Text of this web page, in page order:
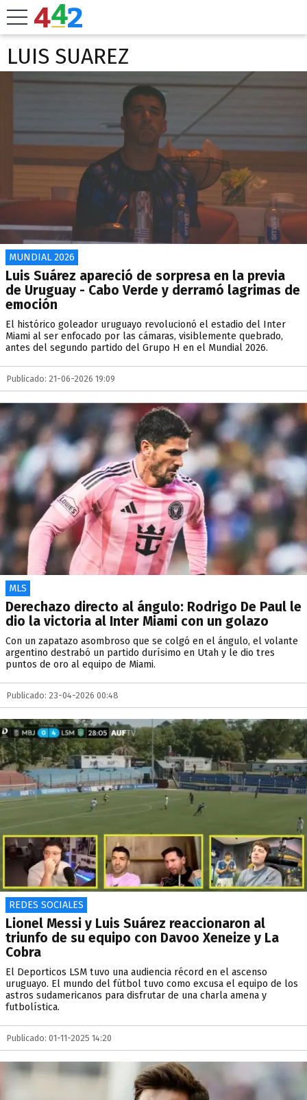
LUIS SUAREZ
MUNDIAL 2026
Luis Suárez apareció de sorpresa en la previa
de Uruguay - Cabo Verde y derramó lagrimas de
emoción
El histórico goleador uruguayo revolucionó el estadio del Inter
Miami al ser enfocado por las cámaras, visiblemente quebrado,
antes del segundo partido del Grupo H en el Mundial 2026.
Publicado: 21-06-2026 19:09
MLS
Derechazo directo al ángulo: Rodrigo De Paul le
dio la victoria al Inter Miami con un golazo
Con un zapatazo asombroso que se colgó en el ángulo, el volante
argentino destrabó un partido durísimo en Utah y le dio tres
puntos de oro al equipo de Miami.
Publicado: 23-04-2026 00:48
REDES SOCIALES
Lionel Messi y Luis Suárez reaccionaron al
triunfo de su equipo con Davoo Xeneize y La
Cobra
El Deporticos LSM tuvo una audiencia récord en el ascenso
uruguayo. El mundo del fútbol tuvo como excusa el equipo de los
astros sudamericanos para disfrutar de una charla amena y
futbolística.
Publicado: 01-11-2025 14:20